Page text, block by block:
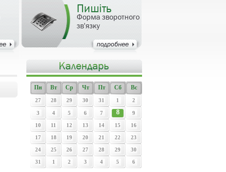
Пишіть
Форма зворотного
зв'язку
Пн Вт Ср Чт Пт Сб Вс
27 28 29 30 31 1 2
3 4 5 6 7 8 9
10 11 12 13 14 15 16
17 18 19 20 21 22 23
24 25 26 27 28 29 30
31 1 2 3 4 5 6